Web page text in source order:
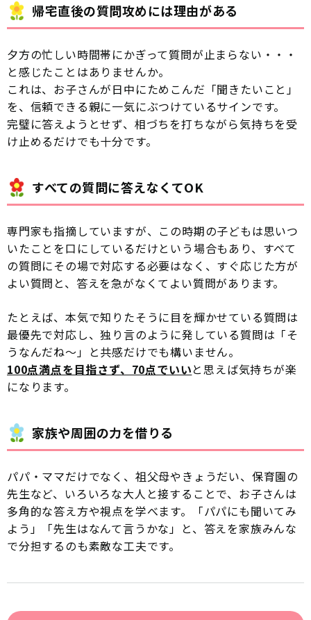
帰宅直後の質問攻めには理由がある
夕方の忙しい時間帯にかぎって質問が止まらない・・・
と感じたことはありませんか。
これは、お子さんが日中にためこんだ「聞きたいこと」
を、信頼できる親に一気にぶつけているサインです。
完璧に答えようとせず、相づちを打ちながら気持ちを受
け止めるだけでも十分です。
すべての質問に答えなくてOK
専門家も指摘していますが、この時期の子どもは思いつ
いたことを口にしているだけという場合もあり、すべて
の質問にその場で対応する必要はなく、すぐ応じた方が
よい質問と、答えを急がなくてよい質問があります。
たとえば、本気で知りたそうに目を輝かせている質問は
最優先で対応し、独り言のように発している質問は「そ
うなんだね〜」と共感だけでも構いません。
100点満点を目指さず、70点でいいと思えば気持ちが楽
になります。
家族や周囲の力を借りる
パパ・ママだけでなく、祖父母やきょうだい、保育園の
先生など、いろいろな大人と接することで、お子さんは
多角的な答え方や視点を学べます。「パパにも聞いてみ
よう」「先生はなんて言うかな」と、答えを家族みんな
で分担するのも素敵な工夫です。